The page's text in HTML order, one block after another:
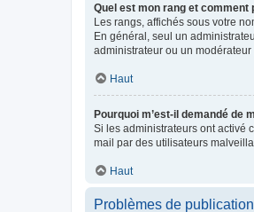
Quel est mon rang et comment
Les rangs, affichés sous votre
En général, seul un
administrateur ou un
Haut
Pourquoi m’est-il demandé de
Si les administrateurs ont activé
mail par des utilisateurs
Haut
Problèmes de publication